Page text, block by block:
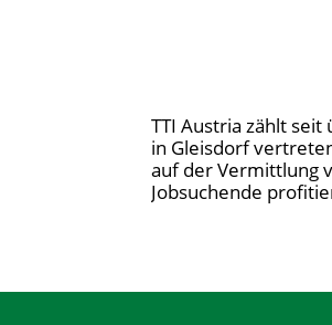
TTI Austria zählt
in Gleisdorf
auf der Vermittlung
Jobsuchende